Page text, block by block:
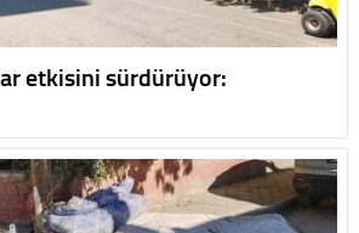
etkisini sürdürüyor: